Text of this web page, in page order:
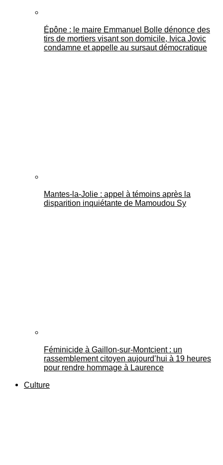
Épône : le maire Emmanuel Bolle dénonce des
tirs de mortiers visant son domicile, Ivica Jovic
condamne et appelle au sursaut démocratique
Mantes-la-Jolie : appel à témoins après la
disparition inquiétante de Mamoudou Sy
Féminicide à Gaillon‑sur‑Montcient : un
rassemblement citoyen aujourd’hui à 19 heures
pour rendre hommage à Laurence
Culture